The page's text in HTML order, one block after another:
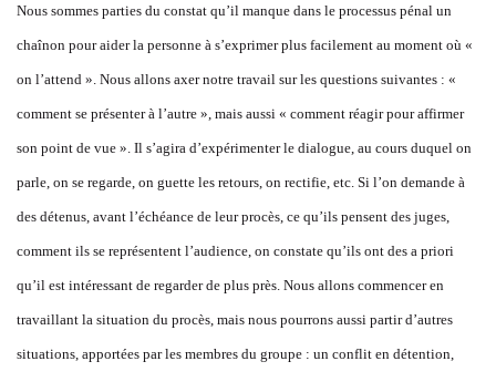
Nous sommes parties du constat qu’il manque dans le processus pénal un
chaînon pour aider la personne à s’exprimer plus facilement au moment où «
on l’attend ». Nous allons axer notre travail sur les questions suivantes : «
comment se présenter à l’autre », mais aussi « comment réagir pour affirmer
son point de vue ». Il s’agira d’expérimenter le dialogue, au cours duquel on
parle, on se regarde, on guette les retours, on rectifie, etc. Si l’on demande à
des détenus, avant l’échéance de leur procès, ce qu’ils pensent des juges,
comment ils se représentent l’audience, on constate qu’ils ont des a priori
qu’il est intéressant de regarder de plus près. Nous allons commencer en
travaillant la situation du procès, mais nous pourrons aussi partir d’autres
situations, apportées par les membres du groupe : un conflit en détention,